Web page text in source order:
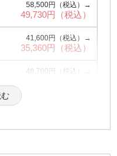
58,500円（税込）→
49,730円（税込）
41,600円（税込）→
35,360円（税込）
48,700円（税込）→